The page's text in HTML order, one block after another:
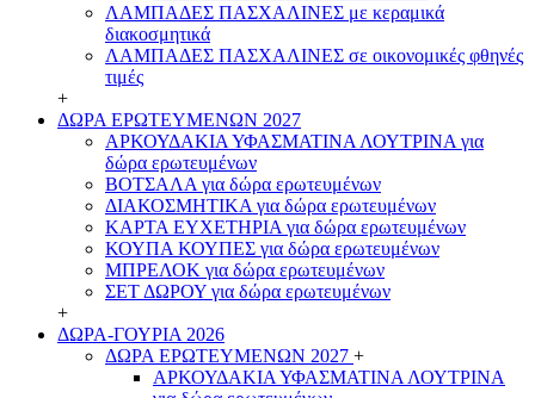
ΛΑΜΠΑΔΕΣ ΠΑΣΧΑΛΙΝΕΣ με κεραμικά
διακοσμητικά
ΛΑΜΠΑΔΕΣ ΠΑΣΧΑΛΙΝΕΣ σε οικονομικές φθηνές
τιμές
+
ΔΩΡΑ ΕΡΩΤΕΥΜΕΝΩΝ 2027
ΑΡΚΟΥΔΑΚΙΑ ΥΦΑΣΜΑΤΙΝΑ ΛΟΥΤΡΙΝΑ για
δώρα ερωτευμένων
ΒΟΤΣΑΛΑ για δώρα ερωτευμένων
ΔΙΑΚΟΣΜΗΤΙΚΑ για δώρα ερωτευμένων
ΚΑΡΤΑ ΕΥΧΕΤΗΡΙΑ για δώρα ερωτευμένων
ΚΟΥΠΑ ΚΟΥΠΕΣ για δώρα ερωτευμένων
ΜΠΡΕΛΟΚ για δώρα ερωτευμένων
ΣΕΤ ΔΩΡΟΥ για δώρα ερωτευμένων
+
ΔΩΡΑ-ΓΟΥΡΙΑ 2026
ΔΩΡΑ ΕΡΩΤΕΥΜΕΝΩΝ 2027 +
ΑΡΚΟΥΔΑΚΙΑ ΥΦΑΣΜΑΤΙΝΑ ΛΟΥΤΡΙΝΑ